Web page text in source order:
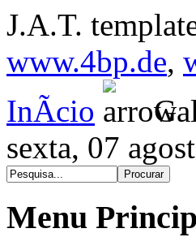
J.A.T.
www.4bp.de,
InÃ­cio
sexta, 07
Menu